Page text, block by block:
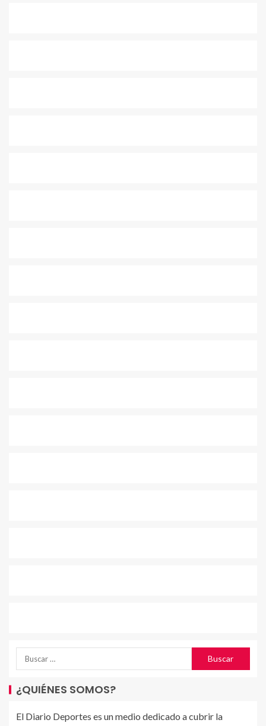
¿QUIÉNES SOMOS?
El Diario Deportes es un medio dedicado a cubrir la